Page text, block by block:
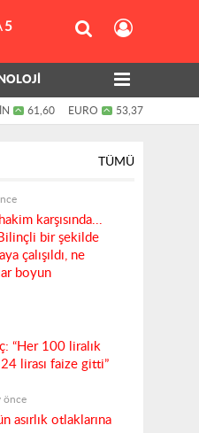
5
61,60 EURO 53,37
TÜMÜ
karşısında...
bir şekilde
çalışıldı, ne
boyun
“Her 100 liralık
lirası faize gitti”
önce
asırlık otlaklarına